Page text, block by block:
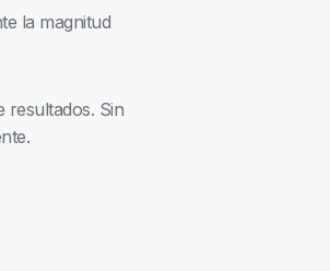
la magnitud
resultados. Sin